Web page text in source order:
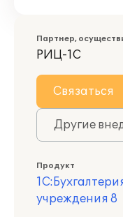
Партнер,
РИЦ-1С
Связаться
Другие
Продукт
учреждения 8